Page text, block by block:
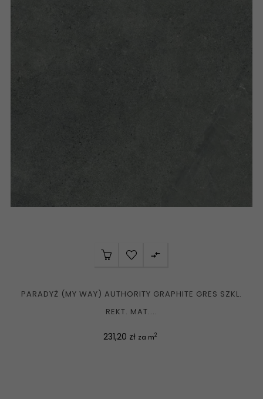

PARADYŻ (MY WAY) AUTHORITY GRAPHITE GRES SZKL.
REKT. MAT....
Cena
231,20 zł za m2